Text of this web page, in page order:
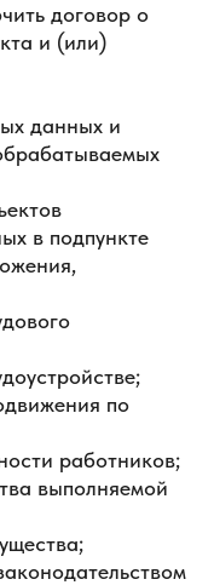
договор о
и (или)
данных и
в подпункте
по
работников;
выполняемой